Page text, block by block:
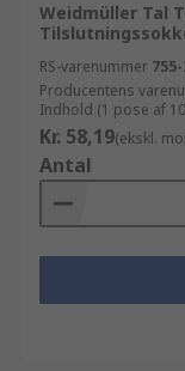
Weidmüller Tal
RS-varenummer
Producentens
Indhold (1 pose af
Kr. 58,19(ekskl.
Antal